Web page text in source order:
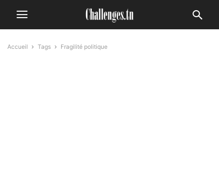
Accueil Tags Fragilité politique